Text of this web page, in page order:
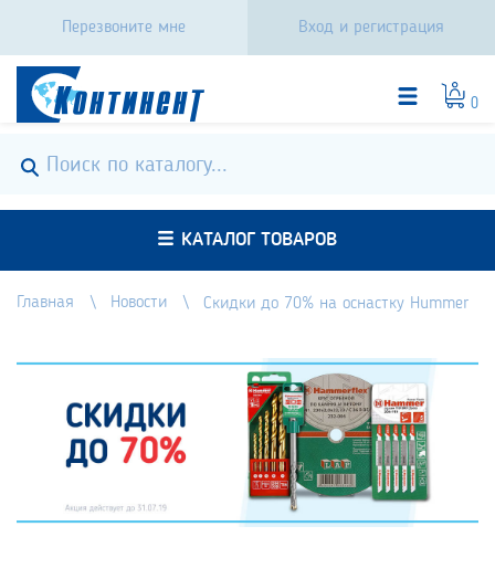
Перезвоните мне Вход и регистрация
0
КАТАЛОГ ТОВАРОВ
Главная Новости Скидки до 70% на оснастку Hummer